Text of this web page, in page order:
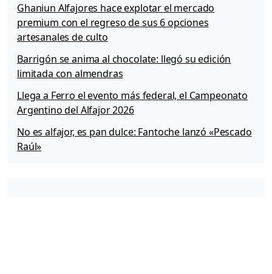
Ghaniun Alfajores hace explotar el mercado
premium con el regreso de sus 6 opciones
artesanales de culto
Barrigón se anima al chocolate: llegó su edición
limitada con almendras
Llega a Ferro el evento más federal, el Campeonato
Argentino del Alfajor 2026
No es alfajor, es pan dulce: Fantoche lanzó «Pescado
Raúl»